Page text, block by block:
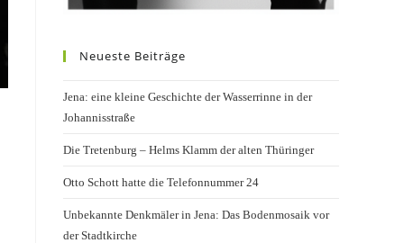
Neueste Beiträge
Jena: eine kleine Geschichte der Wasserrinne in der
Johannisstraße
Die Tretenburg – Helms Klamm der alten Thüringer
Otto Schott hatte die Telefonnummer 24
Unbekannte Denkmäler in Jena: Das Bodenmosaik vor
der Stadtkirche